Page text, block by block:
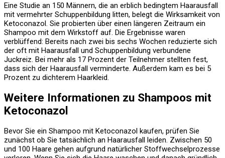
Eine Studie an 150 Männern, die an erblich bedingtem Haarausfall
mit vermehrter Schuppenbildung litten, belegt die Wirksamkeit von
Ketoconazol. Sie probierten über einen längeren Zeitraum ein
Shampoo mit dem Wirkstoff auf. Die Ergebnisse waren
verblüffend: Bereits nach zwei bis sechs Wochen reduzierte sich
der oft mit Haarausfall und Schuppenbildung verbundene
Juckreiz. Bei mehr als 17 Prozent der Teilnehmer stellten fest,
dass sich der Haarausfall verminderte. Außerdem kam es bei 5
Prozent zu dichterem Haarkleid.
Weitere Informationen zu Shampoos mit
Ketoconazol
Bevor Sie ein Shampoo mit Ketoconazol kaufen, prüfen Sie
zunächst ob Sie tatsächlich an Haarausfall leiden. Zwischen 50
und 100 Haare gehen aufgrund natürlicher Stoffwechselprozesse